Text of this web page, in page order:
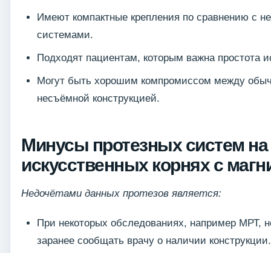
Имеют компактные крепления по сравнению с
системами.
Подходят пациентам, которым важна простота
Могут быть хорошим компромиссом между
несъёмной конструкцией.
Минусы протезных систем на
искусственных корнях с
Недочётами данных протезов является:
При некоторых обследованиях, например МРТ,
заранее сообщать врачу о наличии